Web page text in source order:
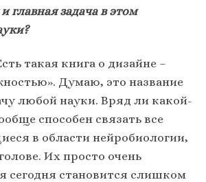
главная задача в этом
такая книга о дизайне –
Думаю, это название
любой науки. Вряд ли какой-
способен связать все
в области нейробиологии,
Их просто очень
сегодня становится слишком